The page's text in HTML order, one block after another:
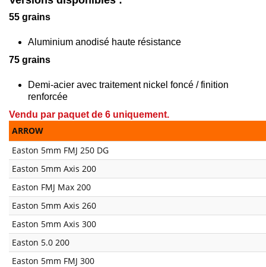
55 grains
Aluminium anodisé haute résistance
75 grains
Demi-acier avec traitement nickel foncé / finition
renforcée
Vendu par paquet de 6 uniquement.
ARROW
Easton 5mm FMJ 250 DG
Easton 5mm Axis 200
Easton FMJ Max 200
Easton 5mm Axis 260
Easton 5mm Axis 300
Easton 5.0 200
Easton 5mm FMJ 300